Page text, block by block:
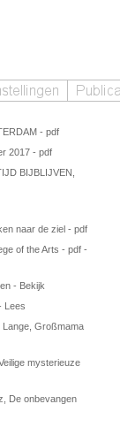
- pdf
2017 - pdf
BIJBLIJVEN,
naar de ziel - pdf
of the Arts - pdf -
- Bekijk
Lees
Lange, Großmama
mysterieuze
De onbevangen